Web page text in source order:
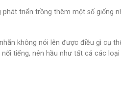
triển trồng thêm một số giống
không nói lên được điều gì cụ
tiếng, nên hầu như tất cả các loại